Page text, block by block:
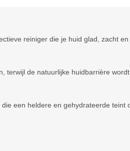
reiniger die je huid glad, zacht en
terwijl de natuurlijke huidbarrière wordt
een heldere en gehydrateerde teint